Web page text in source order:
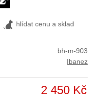
hlídat cenu a sklad
bh-m-903
Ibanez
2 450 Kč